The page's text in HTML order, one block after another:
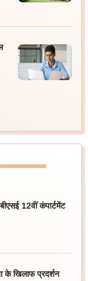
12वीं कंपार्टमेंट
के खिलाफ प्रदर्शन